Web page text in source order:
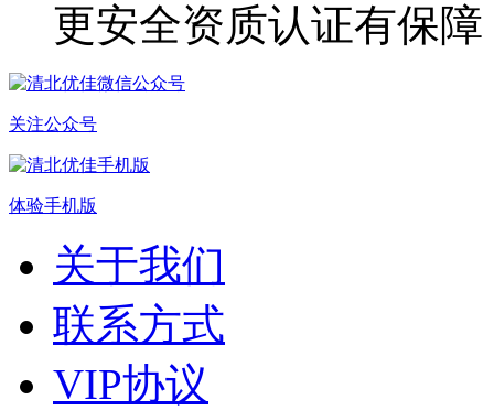
更安全资质认证有保障
关注公众号
体验手机版
关于我们
联系方式
VIP协议